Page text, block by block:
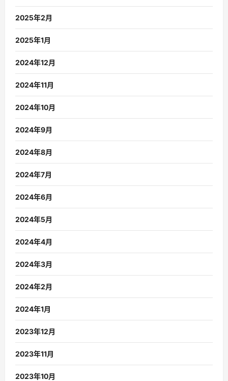
2025年2月
2025年1月
2024年12月
2024年11月
2024年10月
2024年9月
2024年8月
2024年7月
2024年6月
2024年5月
2024年4月
2024年3月
2024年2月
2024年1月
2023年12月
2023年11月
2023年10月